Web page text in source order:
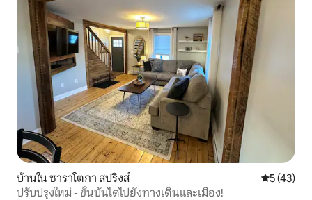
บ้านใน ซาราโตกา สปริงส์ คะแนนเฉลี่
5 (43)
ปรับปรุงใหม่ - ขั้นบันไดไปยังทางเดินและเมือง!